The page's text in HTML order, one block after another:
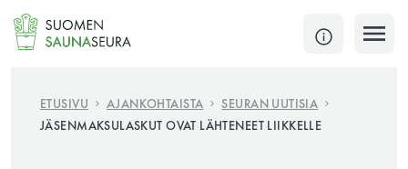
Siirry
sisältöön
SULJE
ETUSIVU AJANKOHTAISTA
SEURAN UUTISIA
JÄSENMAKSULASKUT OVAT LÄHTENEET LIIKKELLE